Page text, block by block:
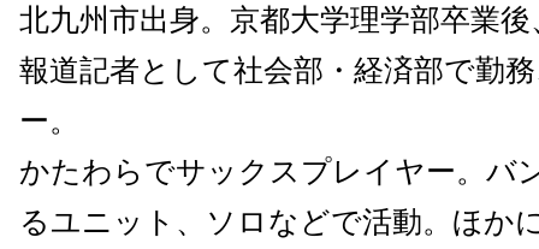
北九州市出身。京都大学理学部卒業
報道記者として社会部・経済部で勤
ー。
かたわらでサックスプレイヤー。バ
るユニット、ソロなどで活動。ほか